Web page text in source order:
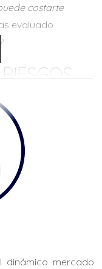
costarte
evaluado
expuesto a
lo que
más altas
se espera que
y $5,000
mapas
dinámico mercado